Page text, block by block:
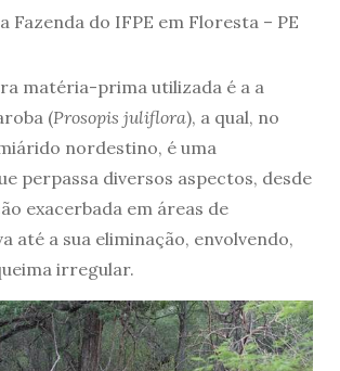
Fazenda do IFPE em Floresta – PE
matéria-prima utilizada é a a
(Prosopis juliflora), a qual, no
nordestino, é uma
perpassa diversos aspectos, desde
exacerbada em áreas de
até a sua eliminação, envolvendo,
irregular.